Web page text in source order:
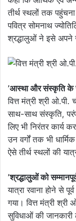
तीर्थ स्थलों तक
पवित्र सोमनाथ
श्रद्धालुओं ने इसे अपने
’आस्था और संस्कृति के
वित्त मंत्री श्री
साथ-साथ संस्कृति,
लिए भी निरंतर कार्य
उन वर्गों तक भी
ऐसे तीर्थ स्थलों की
’श्रद्धालुओं को
यात्रा रवाना होने से
गया। वित्त मंत्री
सुविधाओं की जानकारी